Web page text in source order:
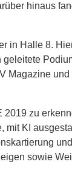
hinaus
in Halle 8.
Magazine
zu
KI
sowie